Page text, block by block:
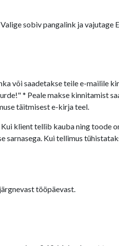
sobiv pangalink ja vajutage
või saadetakse teile e-mailile
* Peale makse kinnitamist
täitmisest e-kirja teel.
klient tellib kauba ning toode
sarnasega. Kui tellimus
tööpäevast.